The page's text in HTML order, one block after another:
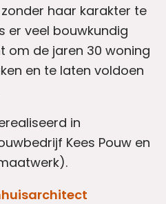
haar karakter te
er veel bouwkundig
om de jaren 30 woning
en te laten voldoen
in
Kees Pouw en